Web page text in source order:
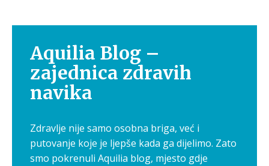
Aquilia Blog –
zajednica zdravih
navika
Zdravlje nije samo osobna briga, već i
putovanje koje je ljepše kada ga dijelimo. Zato
smo pokrenuli Aquilia blog, mjesto gdje